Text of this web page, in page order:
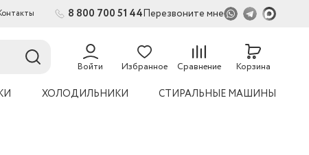
8 800 700 51 44Перезвоните мне
Войти Избранное Сравнение
54
Корзина
ХОЛОДИЛЬНИКИ СТИРАЛЬНЫЕ МАШИНЫ